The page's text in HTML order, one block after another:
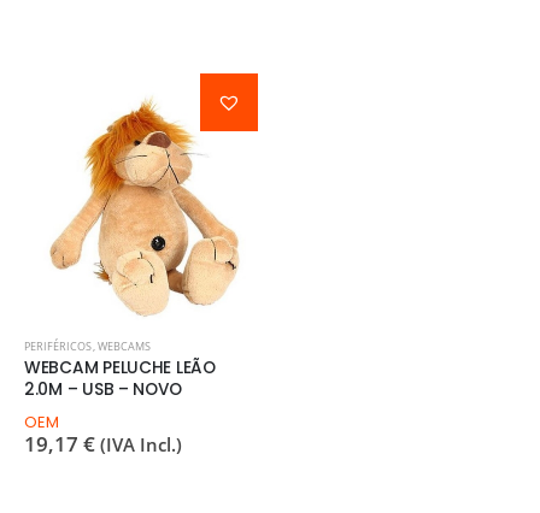
PERIFÉRICOS,WEBCAMS
WEBCAM PELUCHE LEÃO
2.0M – USB – NOVO
OEM
19,17 € (IVA Incl.)